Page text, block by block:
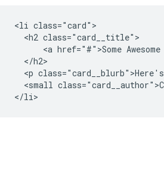
<li class="card">
  <h2 class="card__title">
<a href="#">Some Awesome
  </h2>
<p
<small